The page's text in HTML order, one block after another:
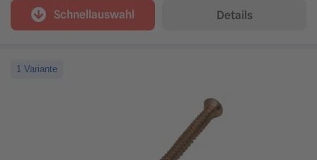
Schnellauswahl Details
1 Variante